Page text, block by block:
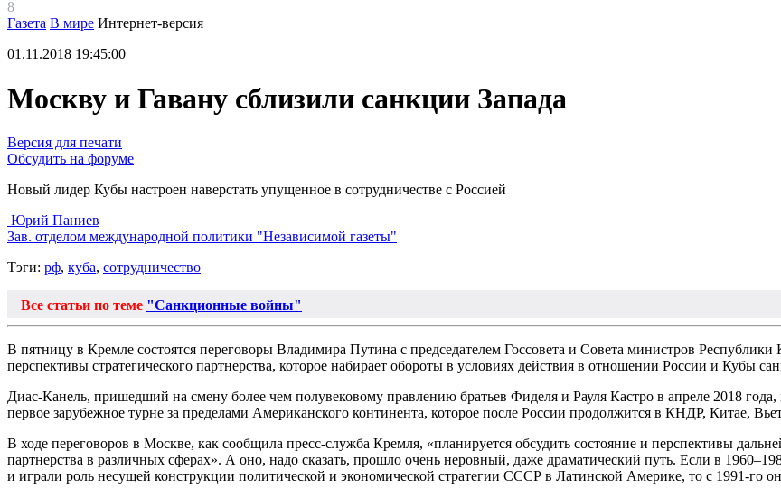
8
Газета В мире Интернет-версия
01.11.2018 19:45:00
Москву и Гавану сблизили санкции Запада
Версия для печати
Обсудить на форуме
Новый лидер Кубы настроен наверстать упущенное в сотрудничестве с Россией
Юрий Паниев
Зав. отделом международной политики "Независимой газеты"
Тэги: рф, куба, сотрудничество
Все статьи по теме "Санкционные войны"
В пятницу в Кремле состоятся переговоры Владимира Путина с председателем Госсовета и Совета министров
перспективы стратегического партнерства, которое набирает обороты в условиях действия в отношении России и Кубы
Диас-Канель, пришедший на смену более чем полувековому правлению братьев Фиделя и Рауля Кастро в апреле 2018
первое зарубежное турне за пределами Американского континента, которое после России продолжится в КНДР, Китае,
В ходе переговоров в Москве, как сообщила пресс-служба Кремля, «планируется обсудить состояние и перспективы
партнерства в различных сферах». А оно, надо сказать, прошло очень неровный, даже драматический путь. Если в
и играли роль несущей конструкции политической и экономической стратегии СССР в Латинской Америке, то с 1991-го